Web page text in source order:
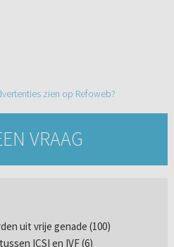
zien op Refoweb?
VRAAG
uit vrije genade (100)
ICSI en IVF (6)